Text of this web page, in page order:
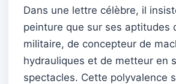
Dans une lettre célèbre, il
peinture que sur ses aptitudes
militaire, de concepteur de
hydrauliques et de metteur en
spectacles. Cette polyvalence